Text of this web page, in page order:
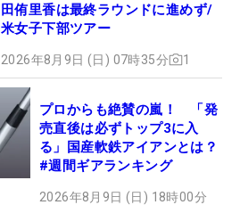
田侑里香は最終ラウンドに進めず/
米女子下部ツアー
2026年8月9日 (日) 07時35分 1
プロからも絶賛の嵐！ 「発
売直後は必ずトップ3に入
る」国産軟鉄アイアンとは？
#週間ギアランキング
2026年8月9日 (日) 18時00分